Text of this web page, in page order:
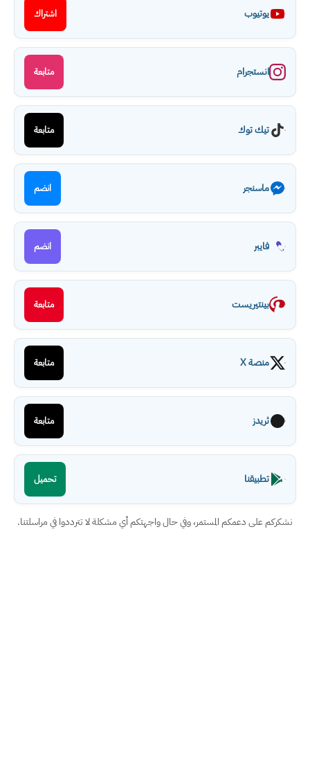
يوتيوب اشتراك
انستجرام متابعة
تيك توك متابعة
ماسنجر انضم
فايبر انضم
بينتيريست متابعة
منصة X متابعة
ثريدز متابعة
تطبيقنا تحميل
نشكركم على دعمكم المستمر، وفي حال واجهتكم أي مشكلة لا تترددوا في مراسلتنا.